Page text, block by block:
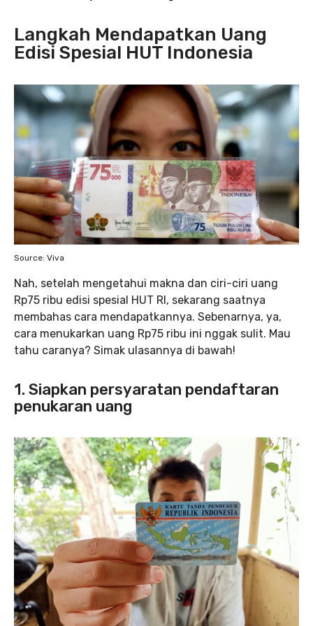
Langkah Mendapatkan Uang
Edisi Spesial HUT Indonesia
Source: Viva
Nah, setelah mengetahui makna dan ciri-ciri uang
Rp75 ribu edisi spesial HUT RI, sekarang saatnya
membahas cara mendapatkannya. Sebenarnya, ya,
cara menukarkan uang Rp75 ribu ini nggak sulit. Mau
tahu caranya? Simak ulasannya di bawah!
1. Siapkan persyaratan pendaftaran
penukaran uang